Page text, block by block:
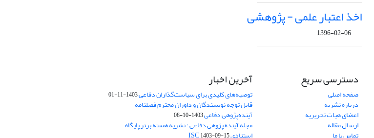
اخذ اعتبار علمی - پژوهشی
1396-02-06
دسترسی سریع
صفحه اصلی
درباره نشریه
اعضای هیات تحریریه
ارسال مقاله
آخرین اخبار
توصیه‌های کلیدی برای سیاست‌گذاران دفاعی1403-11-01
قابل توجه نویسندگان و داوران محترم فصلنامه
آینده‌پژوهی دفاعی1403-10-08
مجله آینده پژوهی دفاعی ؛ نشریه هسته برتر پایگاه